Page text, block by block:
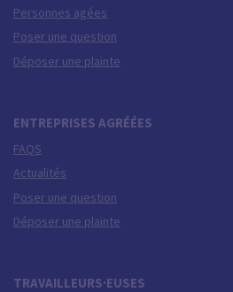
Personnes agées
Poser une question
Déposer une plainte
ENTREPRISES AGRÉÉES
FAQS
Actualités
Poser une question
Déposer une plainte
TRAVAILLEURS·EUSES